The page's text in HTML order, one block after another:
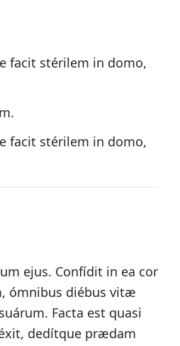
facit stérilem in domo,
facit stérilem in domo,
ejus. Confídit in ea cor
ómnibus diébus vitæ
Facta est quasi
dedítque prædam